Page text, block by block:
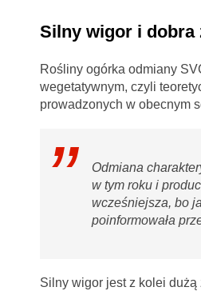
Silny wigor i dobra
Rośliny ogórka odmiany
wegetatywnym, czyli
prowadzonych w obecnym
Odmiana
w tym roku i
wcześniejsza, bo
poinformowała
Silny wigor jest z kolei